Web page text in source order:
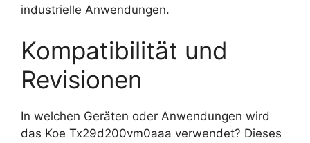
industrielle Anwendungen.
Kompatibilität und
Revisionen
In welchen Geräten oder Anwendungen wird
das Koe Tx29d200vm0aaa verwendet? Dieses